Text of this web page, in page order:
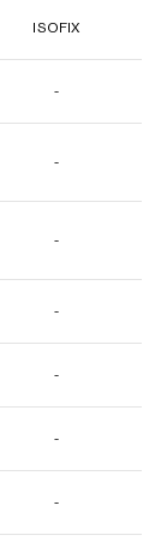
ISOFIX
-
-
-
-
-
-
-